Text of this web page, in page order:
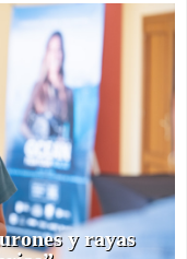
y rayas